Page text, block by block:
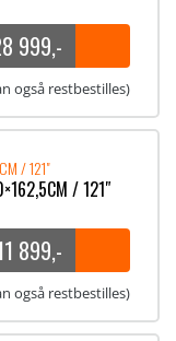
999,-
også restbestilles)
/ 121″
899,-
også restbestilles)